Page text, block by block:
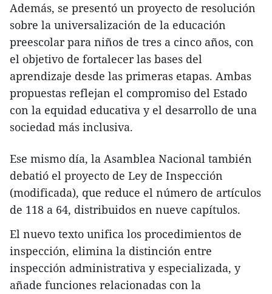
Además, se presentó un proyecto de resolución
sobre la universalización de la educación
preescolar para niños de tres a cinco años, con
el objetivo de fortalecer las bases del
aprendizaje desde las primeras etapas. Ambas
propuestas reflejan el compromiso del Estado
con la equidad educativa y el desarrollo de una
sociedad más inclusiva.
Ese mismo día, la Asamblea Nacional también
debatió el proyecto de Ley de Inspección
(modificada), que reduce el número de artículos
de 118 a 64, distribuidos en nueve capítulos.
El nuevo texto unifica los procedimientos de
inspección, elimina la distinción entre
inspección administrativa y especializada, y
añade funciones relacionadas con la